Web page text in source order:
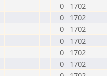
0
1702
0
1702
0
1702
0
1702
0
1702
0
1702